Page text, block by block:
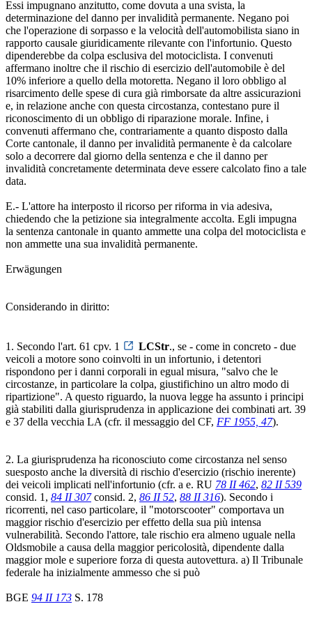
Essi impugnano anzitutto, come dovuta a una svista, la
determinazione del danno per invalidità permanente. Negano poi
che l'operazione di sorpasso e la velocità dell'automobilista siano in
rapporto causale giuridicamente rilevante con l'infortunio. Questo
dipenderebbe da colpa esclusiva del motociclista. I convenuti
affermano inoltre che il rischio di esercizio dell'automobile è del
10% inferiore a quello della motoretta. Negano il loro obbligo al
risarcimento delle spese di cura già rimborsate da altre assicurazioni
e, in relazione anche con questa circostanza, contestano pure il
riconoscimento di un obbligo di riparazione morale. Infine, i
convenuti affermano che, contrariamente a quanto disposto dalla
Corte cantonale, il danno per invalidità permanente è da calcolare
solo a decorrere dal giorno della sentenza e che il danno per
invalidità concretamente determinata deve essere calcolato fino a tale
data.
E.- L'attore ha interposto il ricorso per riforma in via adesiva,
chiedendo che la petizione sia integralmente accolta. Egli impugna
la sentenza cantonale in quanto ammette una colpa del motociclista e
non ammette una sua invalidità permanente.
Erwägungen
Considerando in diritto:
1. Secondo l'art. 61 cpv. 1 LCStr., se - come in concreto - due
veicoli a motore sono coinvolti in un infortunio, i detentori
rispondono per i danni corporali in egual misura, "salvo che le
circostanze, in particolare la colpa, giustifichino un altro modo di
ripartizione". A questo riguardo, la nuova legge ha assunto i principi
già stabiliti dalla giurisprudenza in applicazione dei combinati art. 39
e 37 della vecchia LA (cfr. il messaggio del CF, FF 1955, 47).
2. La giurisprudenza ha riconosciuto come circostanza nel senso
suesposto anche la diversità di rischio d'esercizio (rischio inerente)
dei veicoli implicati nell'infortunio (cfr. a e. RU 78 II 462, 82 II 539
consid. 1, 84 II 307consid. 2, 86 II 52, 88 II 316). Secondo i
ricorrenti, nel caso particolare, il "motorscooter" comportava un
maggior rischio d'esercizio per effetto della sua più intensa
vulnerabilità. Secondo l'attore, tale rischio era almeno uguale nella
Oldsmobile a causa della maggior pericolosità, dipendente dalla
maggior mole e superiore forza di questa autovettura. a) Il Tribunale
federale ha inizialmente ammesso che si può
BGE 94 II 173 S. 178